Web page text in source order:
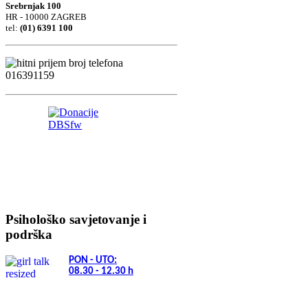
Srebrnjak 100
HR - 10000 ZAGREB
tel: (01) 6391 100
Psihološko savjetovanje i
podrška
PON - UTO:
08.30 - 12.30 h